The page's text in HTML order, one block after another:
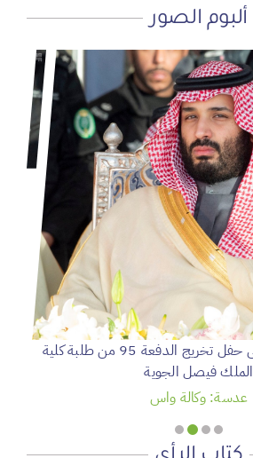
ألبوم الصور
سمو ولي العهد يرعى حفل تخريج الدفعة 95 من طلبة كلية
الملك فيصل الجوية
عدسة: وكالة واس